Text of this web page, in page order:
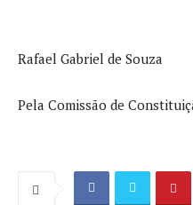
Rafael Gabriel de Souza
Pela Comissão de